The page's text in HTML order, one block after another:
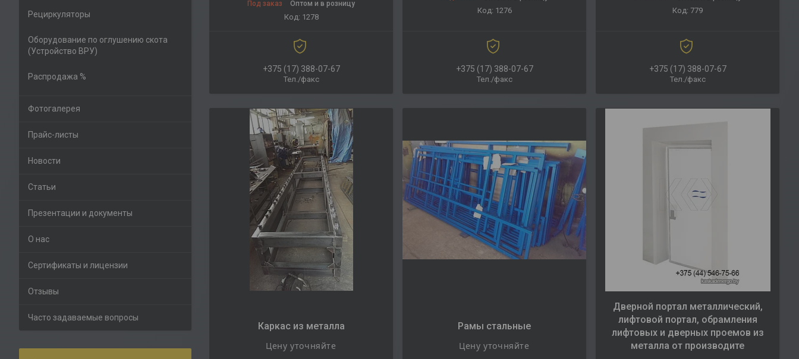
Под заказ Оптом и в розницу
1278
+375 (17) 388-07-67
Тел./факс
1276
+375 (17) 388-07-67
Тел./факс
779
+375 (17) 388-07-67
Тел./факс
Каркас из металла
Цену уточняйте
Рамы стальные
Цену уточняйте
Дверной портал металлический,
лифтовой портал, обрамления
лифтовых и дверных проемов из
металла от производите
Рециркуляторы
Оборудование по оглушению скота
(Устройство ВРУ)
Распродажа %
Фотогалерея
Прайс-листы
Новости
Статьи
Презентации и документы
О нас
Сертификаты и лицензии
Отзывы
Часто задаваемые вопросы